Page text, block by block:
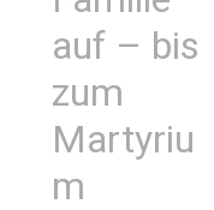
auf – bis
zum
Martyriu
m